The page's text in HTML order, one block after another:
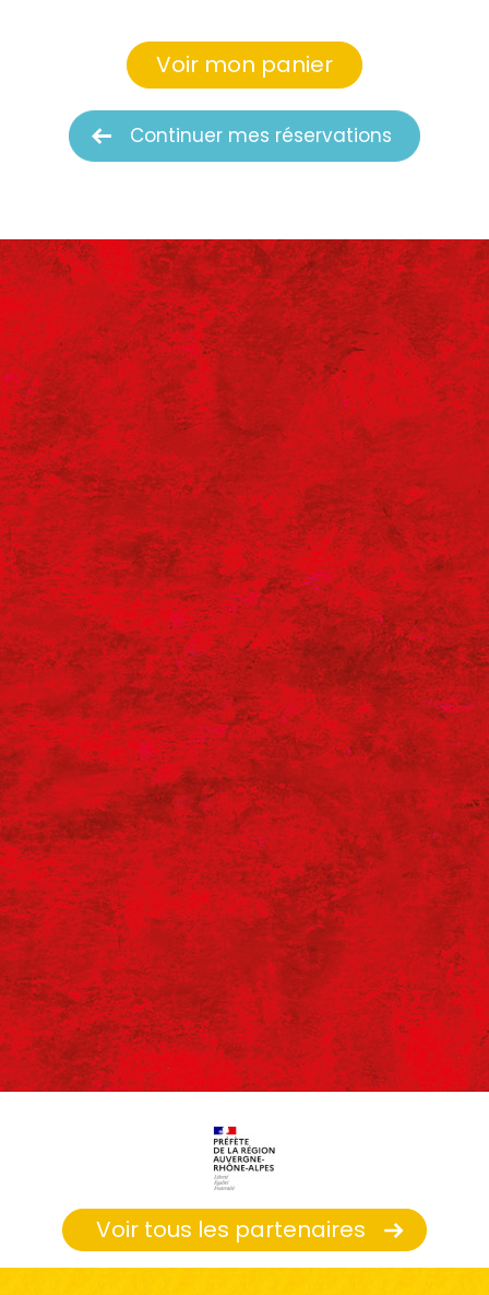
Continuer mes réservations
Voir mon panier
Voir tous les partenaires